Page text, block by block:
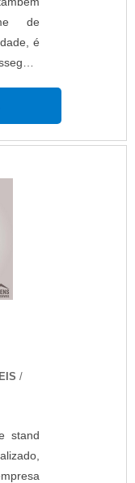
de
é
o
com
/
stand